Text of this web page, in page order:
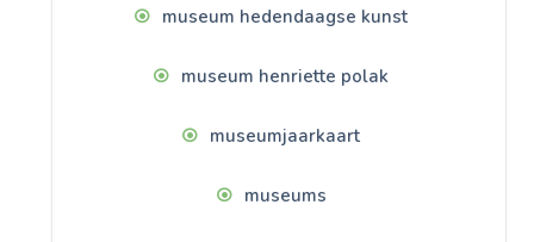
museum hedendaagse kunst
museum henriette polak
museumjaarkaart
museums